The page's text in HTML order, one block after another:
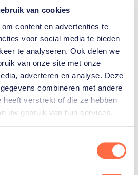
van cookies
content en advertenties te
voor social media te bieden
te analyseren. Ook delen we
van onze site met onze
adverteren en analyse. Deze
combineren met andere
heeft verstrekt of die ze hebben
uw gebruik van hun services.
sporters